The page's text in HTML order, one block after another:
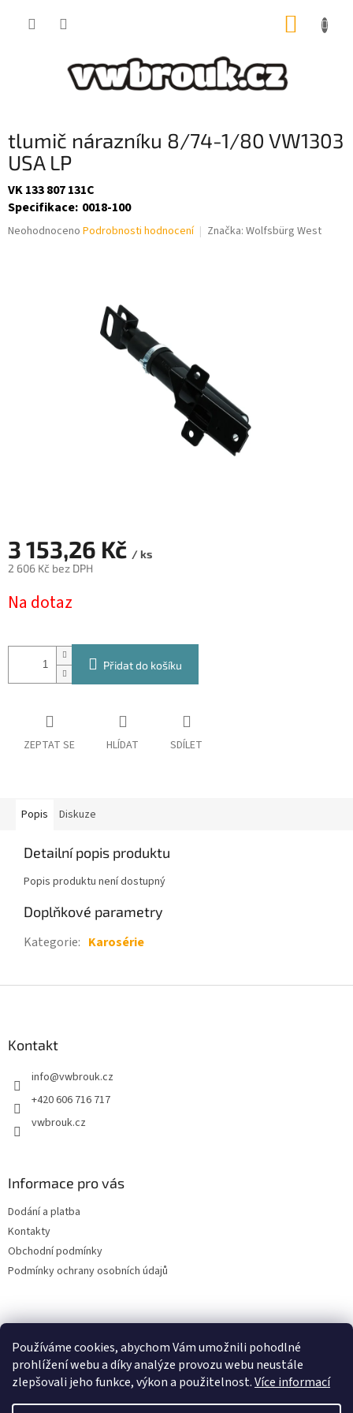
Používáme cookies, abychom Vám umožnili pohodlné
prohlížení webu a díky analýze provozu webu neustále
zlepšovali jeho funkce, výkon a použitelnost.Více informací
tlumič nárazníku 8/74-1/80 VW1303
USA LP
VK 133 807 131C
Specifikace: 0018-100
Průměrné
Neohodnoceno Podrobnosti hodnocení Značka: Wolfsbürg West
3 153,26 Kč / ks
2 606 Kč bez DPH
cena:
Na dotaz
Přidat do košíku
ZEPTAT SE HLÍDAT SDÍLET
Popis Diskuze
Detailní popis produktu
Popis produktu není dostupný
Doplňkové parametry
Kategorie: Karosérie
Kontakt
info@vwbrouk.cz
+420 606 716 717
vwbrouk.cz
Informace pro vás
Dodání a platba
Kontakty
Obchodní podmínky
Podmínky ochrany osobních údajů